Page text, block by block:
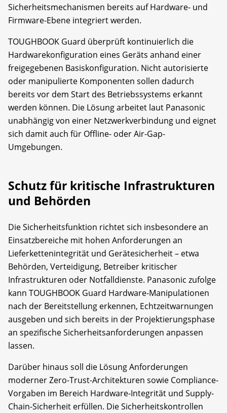
Sicherheitsmechanismen bereits auf Hardware- und
Firmware-Ebene integriert werden.
TOUGHBOOK Guard überprüft kontinuierlich die
Hardwarekonfiguration eines Geräts anhand einer
freigegebenen Basiskonfiguration. Nicht autorisierte
oder manipulierte Komponenten sollen dadurch
bereits vor dem Start des Betriebssystems erkannt
werden können. Die Lösung arbeitet laut Panasonic
unabhängig von einer Netzwerkverbindung und eignet
sich damit auch für Offline- oder Air-Gap-
Umgebungen.
Schutz für kritische Infrastrukturen
und Behörden
Die Sicherheitsfunktion richtet sich insbesondere an
Einsatzbereiche mit hohen Anforderungen an
Lieferkettenintegrität und Gerätesicherheit – etwa
Behörden, Verteidigung, Betreiber kritischer
Infrastrukturen oder Notfalldienste. Panasonic zufolge
kann TOUGHBOOK Guard Hardware-Manipulationen
nach der Bereitstellung erkennen, Echtzeitwarnungen
ausgeben und sich bereits in der Projektierungsphase
an spezifische Sicherheitsanforderungen anpassen
lassen.
Darüber hinaus soll die Lösung Anforderungen
moderner Zero-Trust-Architekturen sowie Compliance-
Vorgaben im Bereich Hardware-Integrität und Supply-
Chain-Sicherheit erfüllen. Die Sicherheitskontrollen